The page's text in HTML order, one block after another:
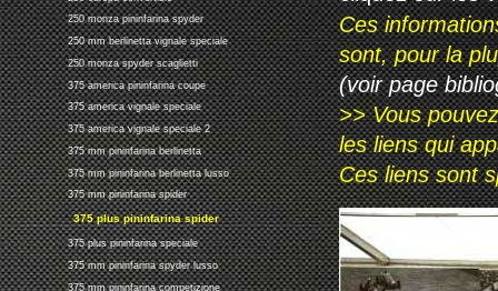
250 monza pininfarina spyder
250 mm berlinetta vignale speciale
250 monza spyder scaglietti
375 america pininfarina coupe
375 america vignale speciale
375 america vignale speciale 2
375 mm pininfarina berlinetta
375 mm pininfarina berlinetta lusso
375 mm pininfarina spider
375 plus pininfarina spider
375 plus pininfarina speciale
375 mm pininfarina spyder lusso
375 mm pininfarina competizione
Ces
sont, pour la
(voir page
>> Vous
les liens qui
Ces liens sont